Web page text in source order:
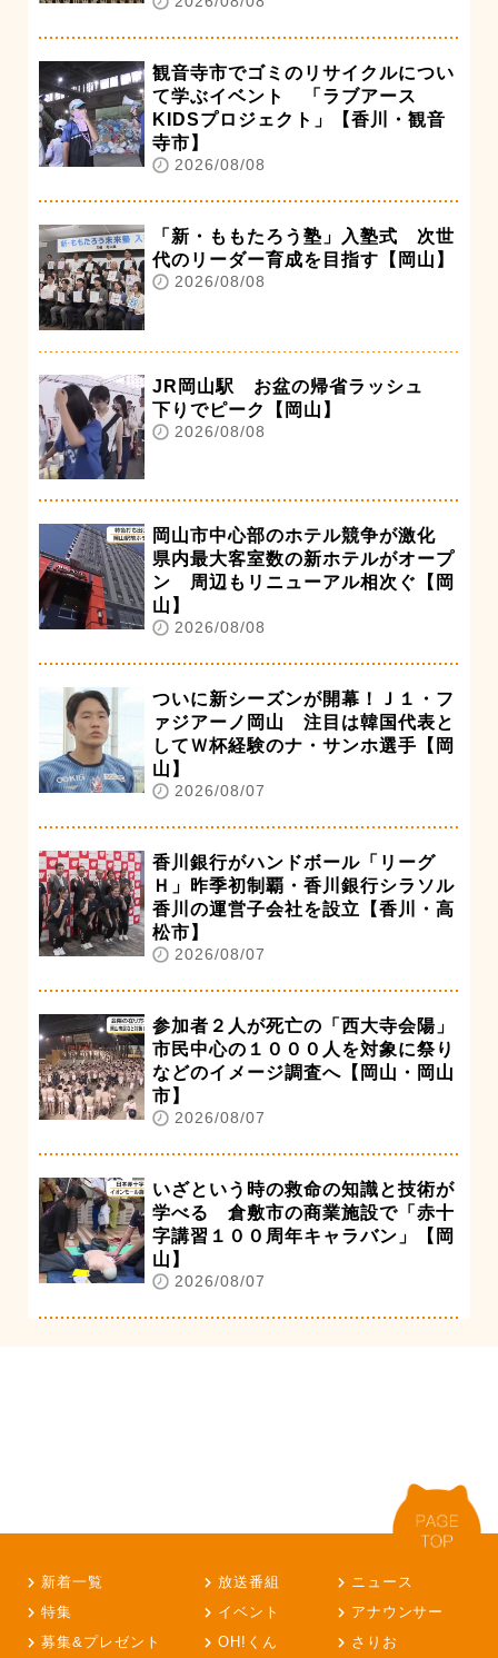
観音寺市でゴミのリサイクルについ
て学ぶイベント 「ラブアース
KIDSプロジェクト」【香川・観音
寺市】
2026/08/08
「新・ももたろう塾」入塾式 次世
代のリーダー育成を目指す【岡山】
2026/08/08
JR岡山駅 お盆の帰省ラッシュ
下りでピーク【岡山】
2026/08/08
岡山市中心部のホテル競争が激化
県内最大客室数の新ホテルがオープ
ン 周辺もリニューアル相次ぐ【岡
山】
2026/08/08
ついに新シーズンが開幕！Ｊ１・フ
ァジアーノ岡山 注目は韓国代表と
してＷ杯経験のナ・サンホ選手【岡
山】
2026/08/07
香川銀行がハンドボール「リーグ
Ｈ」昨季初制覇・香川銀行シラソル
香川の運営子会社を設立【香川・高
松市】
2026/08/07
参加者２人が死亡の「西大寺会陽」
市民中心の１０００人を対象に祭り
などのイメージ調査へ【岡山・岡山
市】
2026/08/07
いざという時の救命の知識と技術が
学べる 倉敷市の商業施設で「赤十
字講習１００周年キャラバン」【岡
山】
2026/08/07
新着一覧 放送番組
ニュース
特集
イベント
アナウンサー
募集&プレゼント
OH!くん さりお